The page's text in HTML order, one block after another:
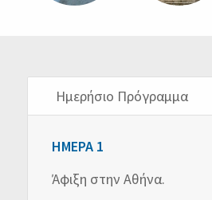
Ημερήσιο Πρόγραμμα
ΗΜΕΡΑ 1
Άφιξη στην Αθήνα.